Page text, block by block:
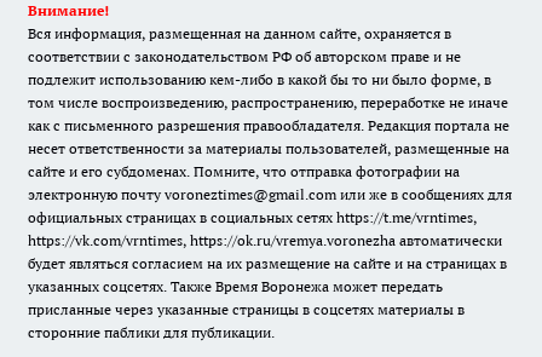
Внимание!
Вся информация, размещенная на данном сайте, охраняется в
соответствии с законодательством РФ об авторском праве и не
подлежит использованию кем-либо в какой бы то ни было форме, в
том числе воспроизведению, распространению, переработке не иначе
как с письменного разрешения правообладателя. Редакция портала не
несет ответственности за материалы пользователей, размещенные на
сайте и его субдоменах. Помните, что отправка фотографии на
электронную почту voroneztimes@gmail.com или же в сообщениях для
официальных страницах в социальных сетях https://t.me/vrntimes,
https://vk.com/vrntimes, https://ok.ru/vremya.voronezha автоматически
будет являться согласием на их размещение на сайте и на страницах в
указанных соцсетях. Также Время Воронежа может передать
присланные через указанные страницы в соцсетях материалы в
сторонние паблики для публикации.